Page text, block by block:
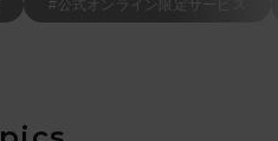
#公式オンライン限定サービス